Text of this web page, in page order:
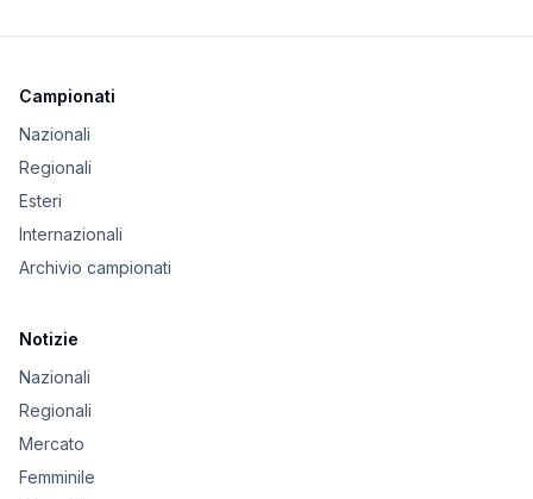
Campionati
Nazionali
Regionali
Esteri
Internazionali
Archivio campionati
Notizie
Nazionali
Regionali
Mercato
Femminile